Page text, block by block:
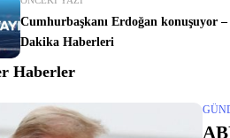
Cumhurbaşkanı Erdoğan konuşuyor –
Dakika Haberleri
Haberler